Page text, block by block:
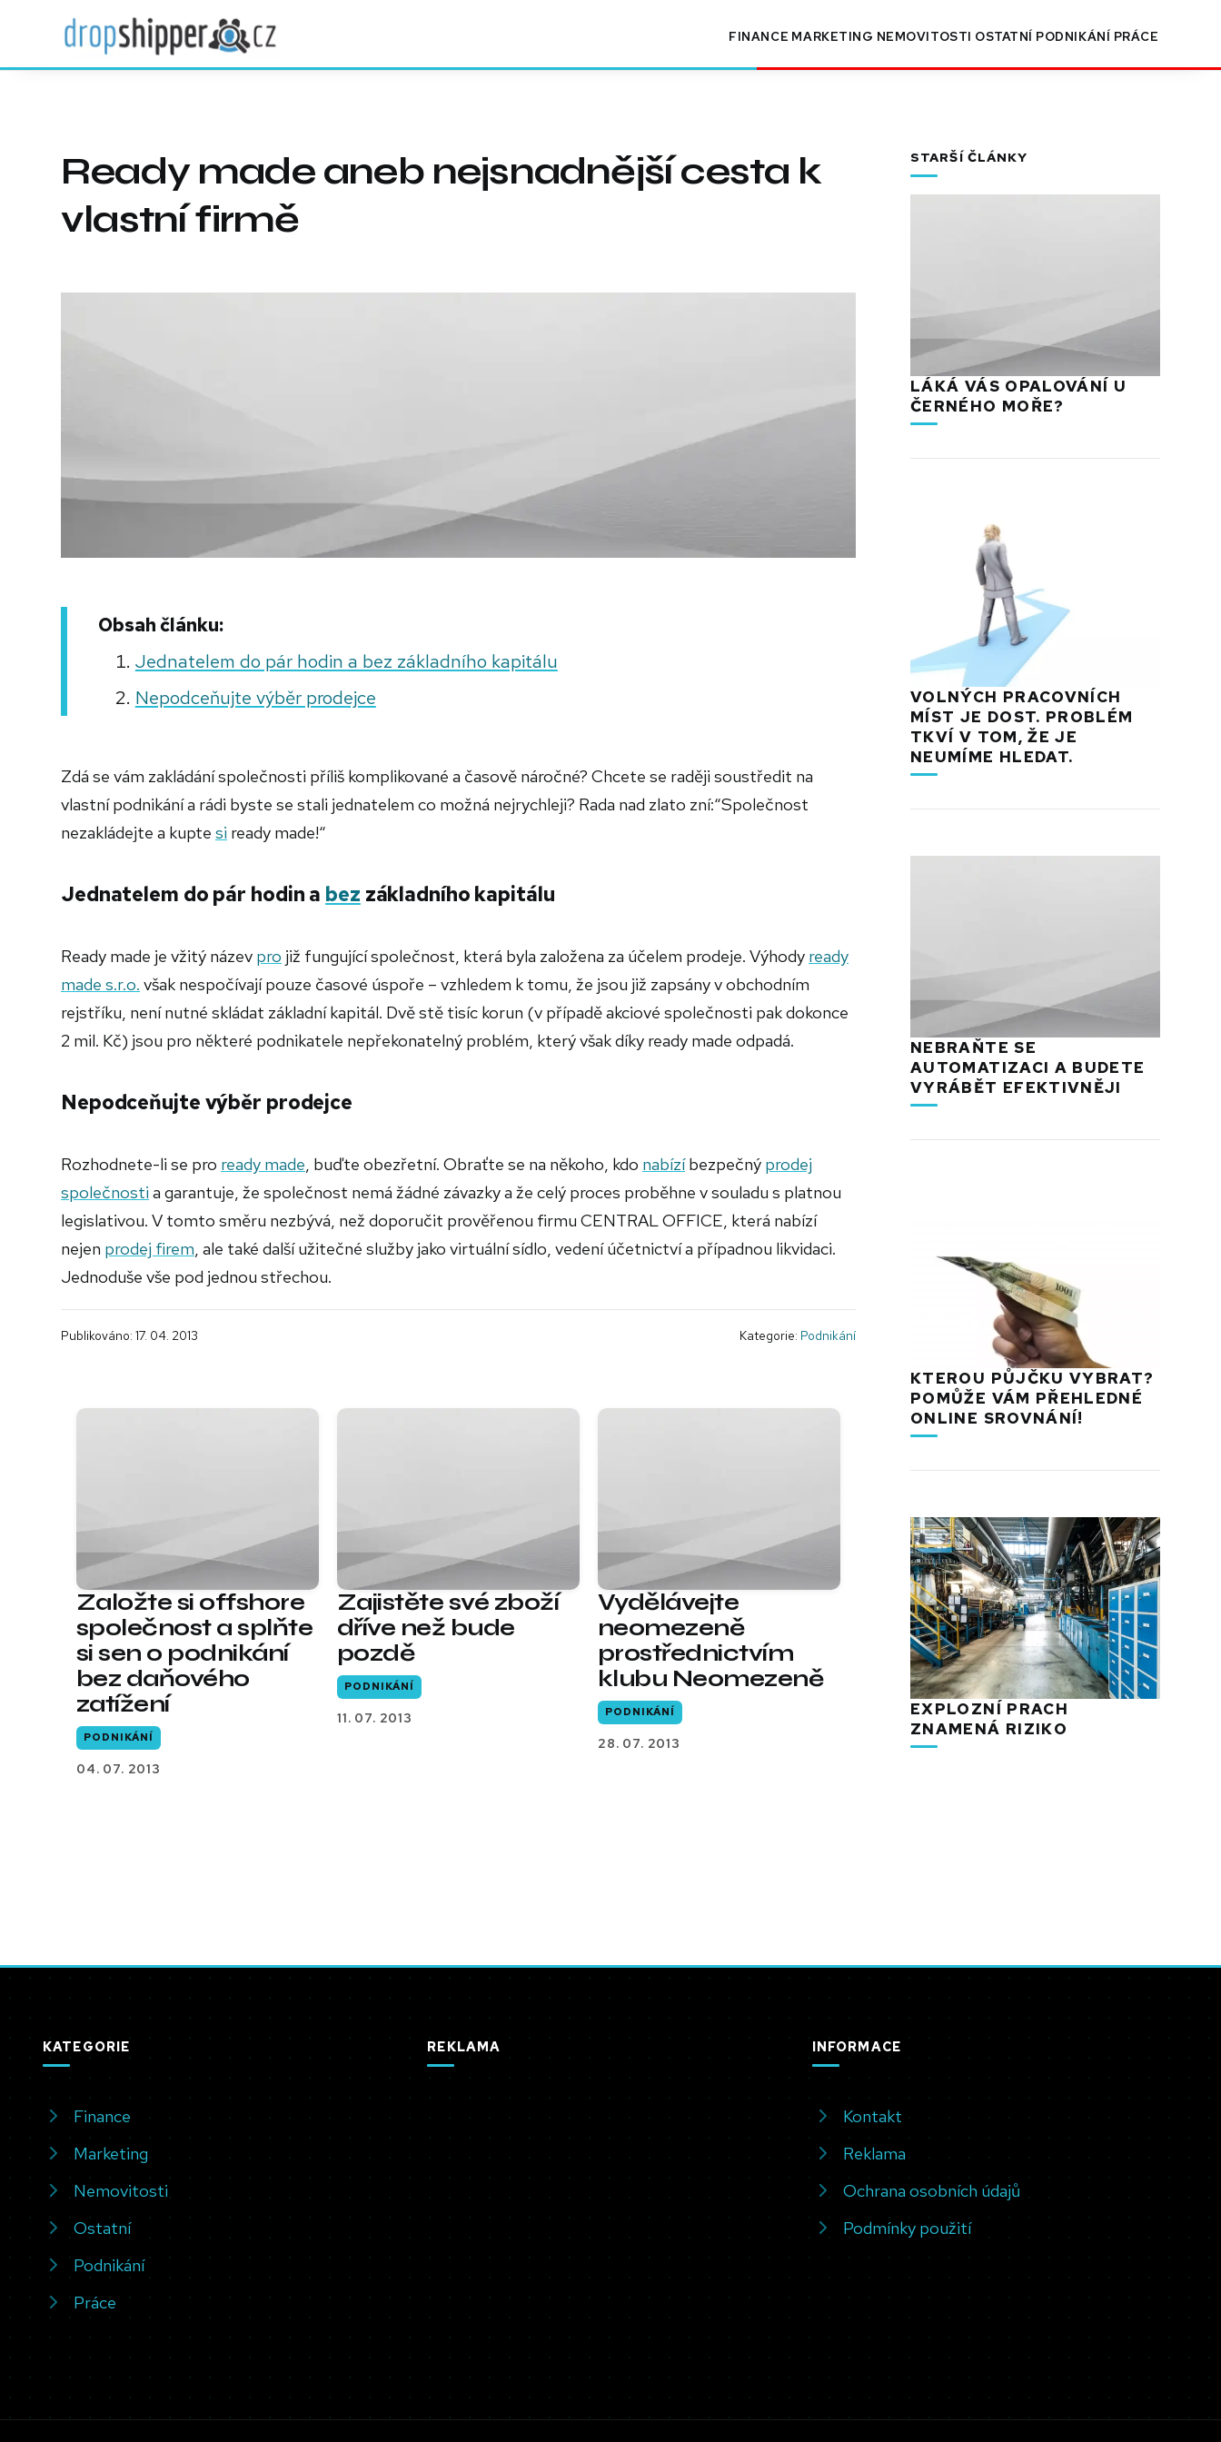
FINANCE MARKETING NEMOVITOSTI OSTATNÍ PODNIKÁNÍ PRÁCE
Ready made aneb nejsnadnější cesta k
vlastní firmě
Obsah článku:
Jednatelem do pár hodin a bez základního kapitálu
Nepodceňujte výběr prodejce
Zdá se vám zakládání společnosti příliš komplikované a časově náročné? Chcete se raději soustředit na
vlastní podnikání a rádi byste se stali jednatelem co možná nejrychleji? Rada nad zlato zní:“Společnost
nezakládejte a kupte si ready made!“
Jednatelem do pár hodin a bez základního kapitálu
Ready made je vžitý název pro již fungující společnost, která byla založena za účelem prodeje. Výhody ready
made s.r.o. však nespočívají pouze časové úspoře – vzhledem k tomu, že jsou již zapsány v obchodním
rejstříku, není nutné skládat základní kapitál. Dvě stě tisíc korun (v případě akciové společnosti pak dokonce
2 mil. Kč) jsou pro některé podnikatele nepřekonatelný problém, který však díky ready made odpadá.
Nepodceňujte výběr prodejce
Rozhodnete-li se pro ready made, buďte obezřetní. Obraťte se na někoho, kdo nabízíbezpečný prodej
společnosti a garantuje, že společnost nemá žádné závazky a že celý proces proběhne v souladu s platnou
legislativou. V tomto směru nezbývá, než doporučit prověřenou firmu CENTRAL OFFICE, která nabízí
nejen prodej firem, ale také další užitečné služby jako virtuální sídlo, vedení účetnictví a případnou likvidaci.
Jednoduše vše pod jednou střechou.
Publikováno: 17. 04. 2013 Kategorie: Podnikání
Založte si offshore
společnost a splňte
si sen o podnikání
bez daňového
zatížení
PODNIKÁNÍ
04. 07. 2013
Zajistěte své zboží
dříve než bude
pozdě
PODNIKÁNÍ
11. 07. 2013
Vydělávejte
neomezeně
prostřednictvím
klubu Neomezeně
PODNIKÁNÍ
28. 07. 2013
STARŠÍ ČLÁNKY
LÁKÁ VÁS OPALOVÁNÍ U
ČERNÉHO MOŘE?
VOLNÝCH PRACOVNÍCH
MÍST JE DOST. PROBLÉM
TKVÍ V TOM, ŽE JE
NEUMÍME HLEDAT.
NEBRAŇTE SE
AUTOMATIZACI A BUDETE
VYRÁBĚT EFEKTIVNĚJI
KTEROU PŮJČKU VYBRAT?
POMŮŽE VÁM PŘEHLEDNÉ
ONLINE SROVNÁNÍ!
EXPLOZNÍ PRACH
ZNAMENÁ RIZIKO
KATEGORIE
Finance
Marketing
Nemovitosti
Ostatní
Podnikání
Práce
REKLAMA INFORMACE
Kontakt
Reklama
Ochrana osobních údajů
Podmínky použití